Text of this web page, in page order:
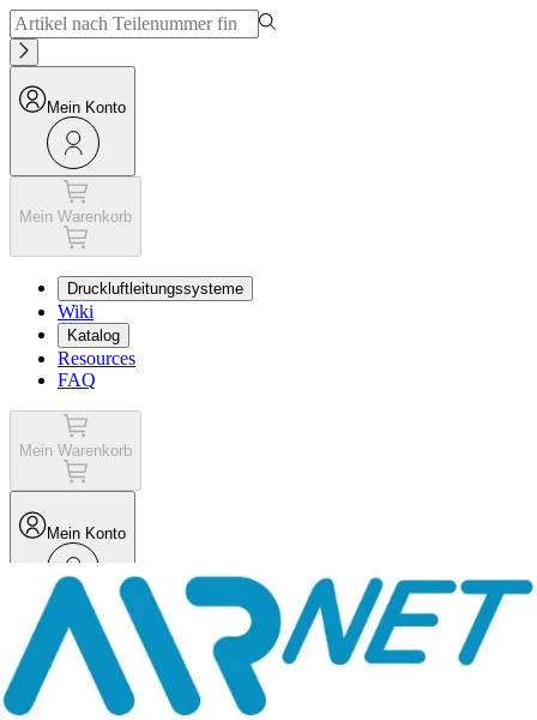
Mein Konto
Mein Warenkorb
Druckluftleitungssysteme
Wiki
Katalog
Resources
FAQ
Mein Warenkorb
Mein Konto
Menü
Es ist ein Fehler aufgetreten